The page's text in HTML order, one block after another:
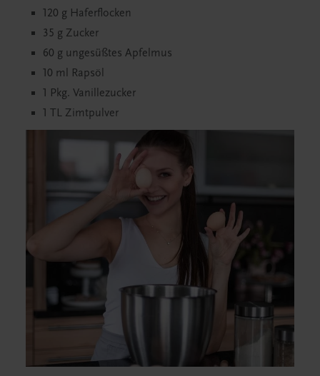
120 g Haferflocken
35 g Zucker
60 g ungesüßtes Apfelmus
10 ml Rapsöl
1 Pkg. Vanillezucker
1 TL Zimtpulver